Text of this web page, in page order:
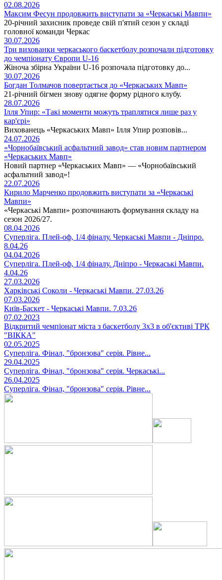
02.08.2026
Максим Фесун продовжить виступати за «Черкаські Мавпи»
20-річний захисник проведе свій п'ятий сезон у складі
головної команди Черкас
30.07.2026
Три вихованки черкаського баскетболу розпочали підготовку
до чемпіонату Європи U-16
Жіноча збірна України U-16 розпочала підготовку до...
30.07.2026
Богдан Толмачов повертається до «Черкаських Мавп»
21-річний бігмен знову одягне форму рідного клубу.
28.07.2026
Ілля Упир: «Такі моменти можуть траплятися лише раз у
кар'єрі»
Вихованець «Черкаських Мавп» Ілля Упир розповів...
24.07.2026
«Чорнобаївський асфальтний завод» став новим партнером
«Черкаських Мавп»
Новий партнер «Черкаських Мавп» — «Чорнобаївський
асфальтний завод»!
22.07.2026
Кирило Марченко продовжить виступати за «Черкаські
Мавпи»
«Черкаські Мавпи» розпочинають формування складу на
сезон 2026/27.
08.04.2026
Суперліга. Плей-оф, 1/4 фіналу. Черкаські Мавпи - Дніпро.
8.04.26
04.04.2026
Суперліга. Плей-оф, 1/4 фіналу. Дніпро - Черкаські Мавпи.
4.04.26
27.03.2026
Харківські Соколи - Черкаські Мавпи. 27.03.26
07.03.2026
Київ-Баскет - Черкаські Мавпи. 7.03.26
07.02.2023
Відкритий чемпіонат міста з баскетболу 3х3 в об'єктиві ТРК
"ВІККА"
02.05.2025
Суперліга. Фінал, "бронзова" серія. Рівне...
29.04.2025
Суперліга. Фінал, "бронзова" серія. Черкаські...
26.04.2025
Суперліга. Фінал, "бронзова" серія. Рівне...